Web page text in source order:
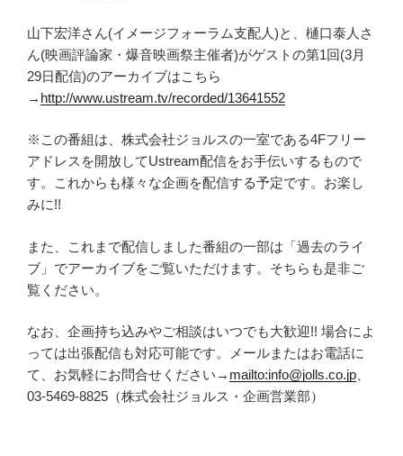
山下宏洋さん(イメージフォーラム支配人)と、樋口泰人さ
ん(映画評論家・爆音映画祭主催者)がゲストの第1回(3月
29日配信)のアーカイブはこちら
→ http://www.ustream.tv/recorded/13641552
※この番組は、株式会社ジョルスの一室である4Fフリー
アドレスを開放してUstream配信をお手伝いするもので
す。これからも様々な企画を配信する予定です。お楽し
みに!!
また、これまで配信しました番組の一部は「過去のライ
ブ」でアーカイブをご覧いただけます。そちらも是非ご
覧ください。
なお、企画持ち込みやご相談はいつでも大歓迎!! 場合によ
っては出張配信も対応可能です。メールまたはお電話に
て、お気軽にお問合せください→ mailto:info@jolls.co.jp
03-5469-8825（株式会社ジョルス・企画営業部）